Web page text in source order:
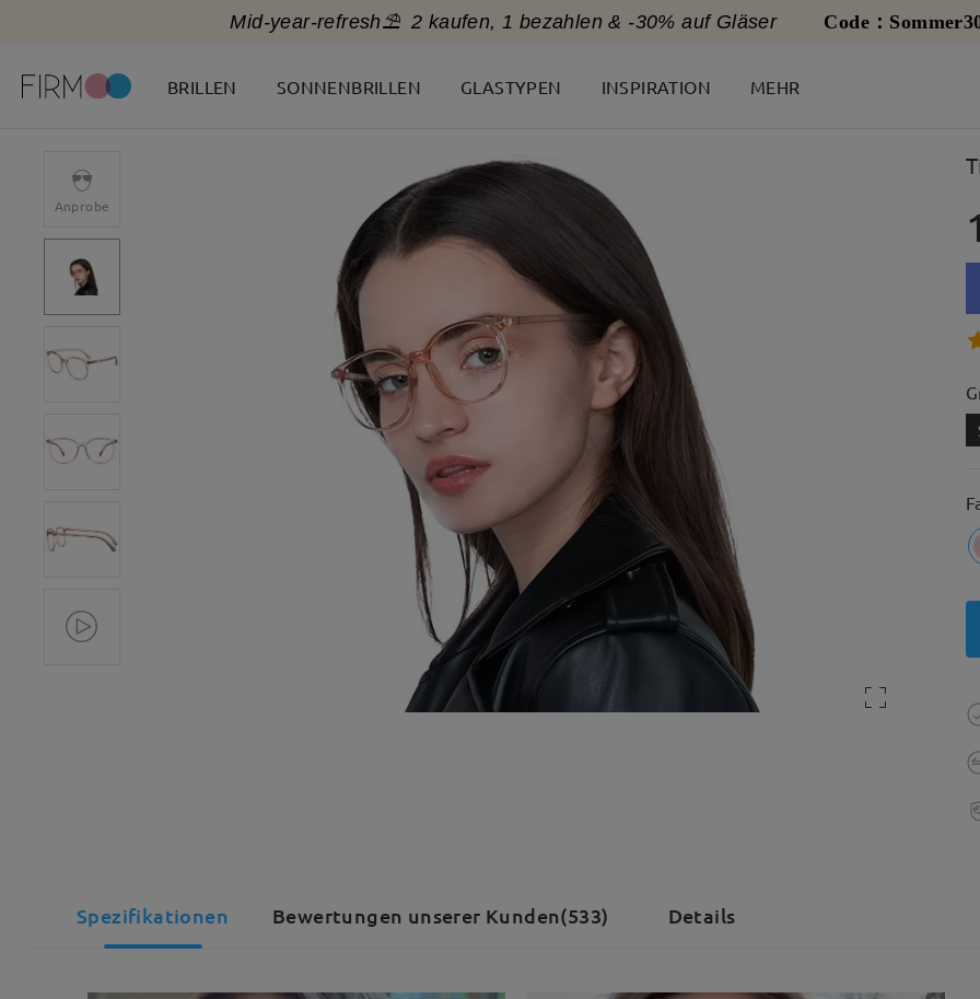
Mid-year-refresh⛱️ 2 kaufen, 1 bezahlen & -30% auf Gläser Code：
BRILLEN SONNENBRILLEN GLASTYPEN INSPIRATION MEHR
Anprobe
Spezifikationen Bewertungen unserer Kunden(533) Details